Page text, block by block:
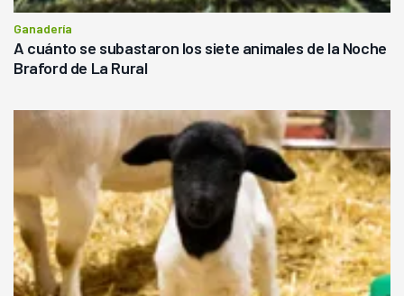
Ganadería
A cuánto se subastaron los siete animales de la Noche
Braford de La Rural